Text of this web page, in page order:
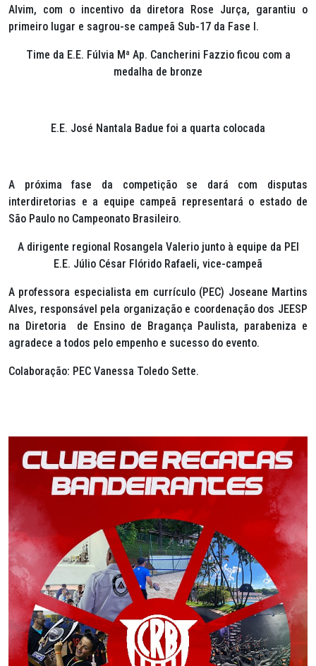
Alvim, com o incentivo da diretora Rose Jurça, garantiu o
primeiro lugar e sagrou-se campeã Sub-17 da Fase I.
Time da E.E. Fúlvia Mª Ap. Cancherini Fazzio ficou com a
medalha de bronze
E.E. José Nantala Badue foi a quarta colocada
A próxima fase da competição se dará com disputas
interdiretorias e a equipe campeã representará o estado de
São Paulo no Campeonato Brasileiro.
A dirigente regional Rosangela Valerio junto à equipe da PEI
E.E. Júlio César Flórido Rafaeli, vice-campeã
A professora especialista em currículo (PEC) Joseane Martins
Alves, responsável pela organização e coordenação dos JEESP
na Diretoria de Ensino de Bragança Paulista, parabeniza e
agradece a todos pelo empenho e sucesso do evento.
Colaboração: PEC Vanessa Toledo Sette.